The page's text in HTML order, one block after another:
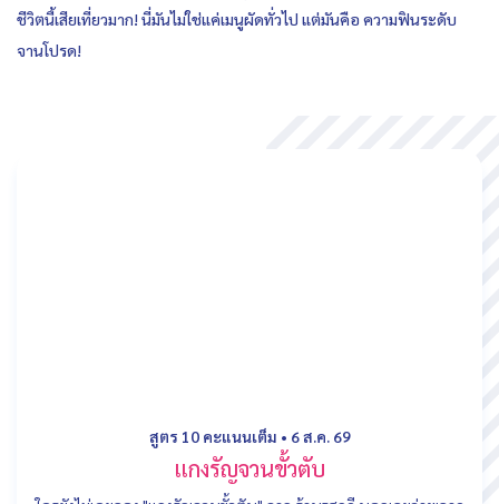
ชีวิตนี้เสียเที่ยวมาก! นี่มันไม่ใช่แค่เมนูผัดทั่วไป แต่มันคือ ความฟินระดับ
จานโปรด!
สูตร 10 คะแนนเต็ม • 6 ส.ค. 69
แกงรัญจวนขั้วตับ